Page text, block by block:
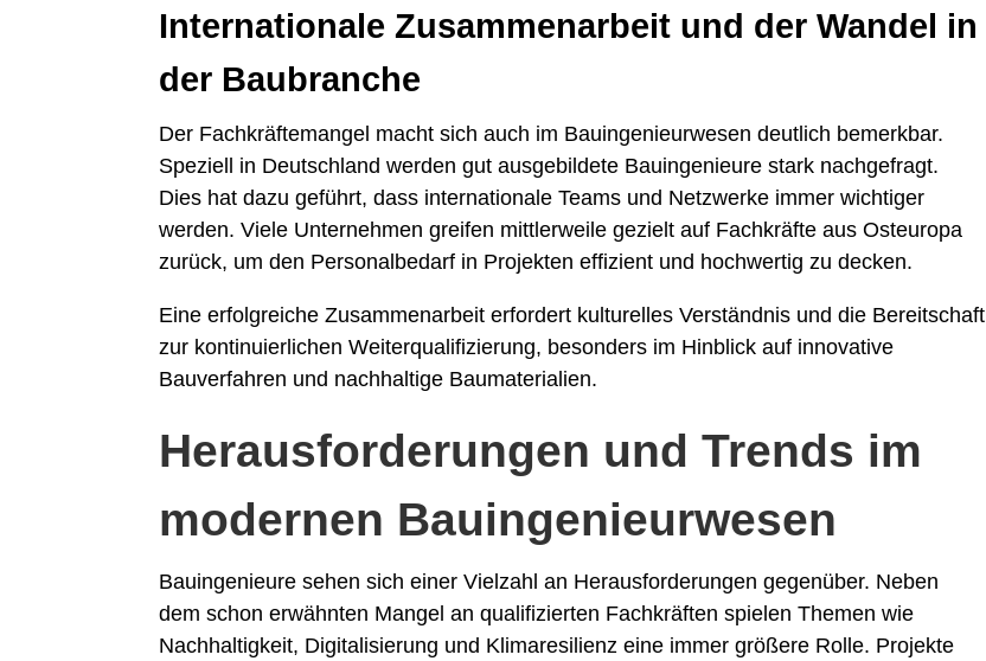
Internationale Zusammenarbeit und der Wandel in
der Baubranche
Der Fachkräftemangel macht sich auch im Bauingenieurwesen deutlich bemerkbar.
Speziell in Deutschland werden gut ausgebildete Bauingenieure stark nachgefragt.
Dies hat dazu geführt, dass internationale Teams und Netzwerke immer wichtiger
werden. Viele Unternehmen greifen mittlerweile gezielt auf Fachkräfte aus Osteuropa
zurück, um den Personalbedarf in Projekten effizient und hochwertig zu decken.
Eine erfolgreiche Zusammenarbeit erfordert kulturelles Verständnis und die Bereitschaft
zur kontinuierlichen Weiterqualifizierung, besonders im Hinblick auf innovative
Bauverfahren und nachhaltige Baumaterialien.
Herausforderungen und Trends im
modernen Bauingenieurwesen
Bauingenieure sehen sich einer Vielzahl an Herausforderungen gegenüber. Neben
dem schon erwähnten Mangel an qualifizierten Fachkräften spielen Themen wie
Nachhaltigkeit, Digitalisierung und Klimaresilienz eine immer größere Rolle. Projekte